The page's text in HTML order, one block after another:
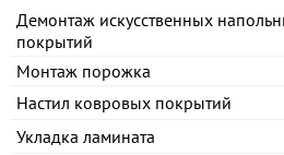
Демонтаж искусственных
покрытий
Монтаж порожка
Настил ковровых покрытий
Укладка ламината